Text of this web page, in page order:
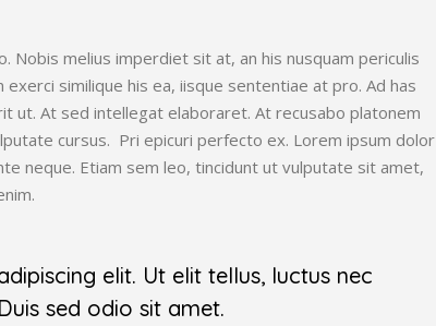
melius imperdiet sit at, an his nusquam periculis
similique his ea, iisque sententiae at pro. Ad has
ut. At sed intellegat elaboraret. At recusabo platonem
cursus. Pri epicuri perfecto ex. Lorem ipsum dolor
neque. Etiam sem leo, tincidunt ut vulputate sit amet,
elit. Ut elit tellus, luctus nec
sed odio sit amet.